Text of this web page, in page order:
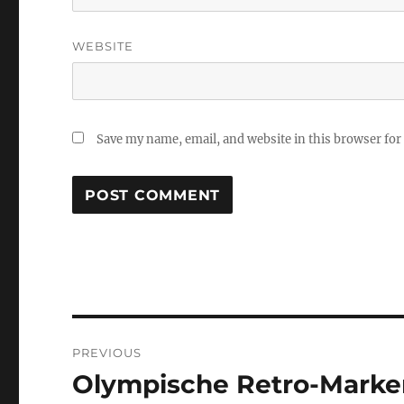
WEBSITE
Save my name, email, and website in this browser
navigation
PREVIOUS
Previous
Olympische Retro-